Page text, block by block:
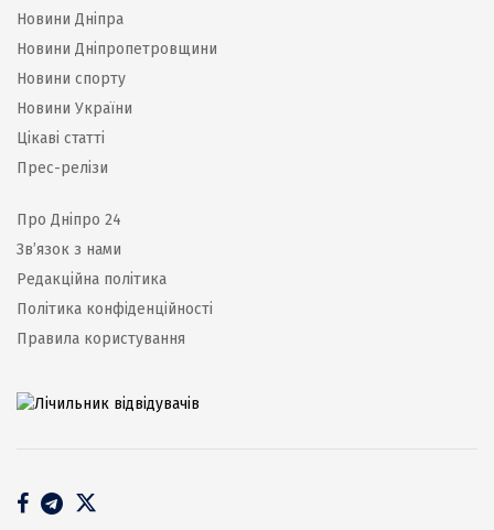
Новини Дніпра
Новини Дніпропетровщини
Новини спорту
Новини України
Цікаві статті
Прес-релізи
Про Дніпро 24
Зв’язок з нами
Редакційна політика
Політика конфіденційності
Правила користування